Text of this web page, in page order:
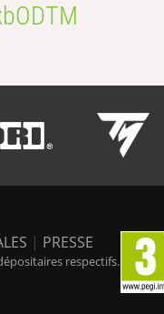
| PRESSE
respectifs.